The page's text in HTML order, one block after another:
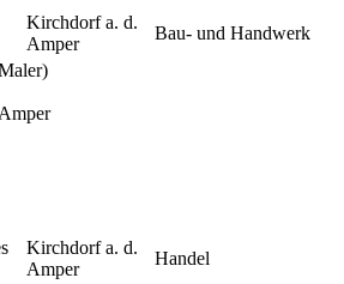
Kirchdorf a. d.
Amper
Bau- und Handwerk
Kirchdorf a. d.
Amper
Handel